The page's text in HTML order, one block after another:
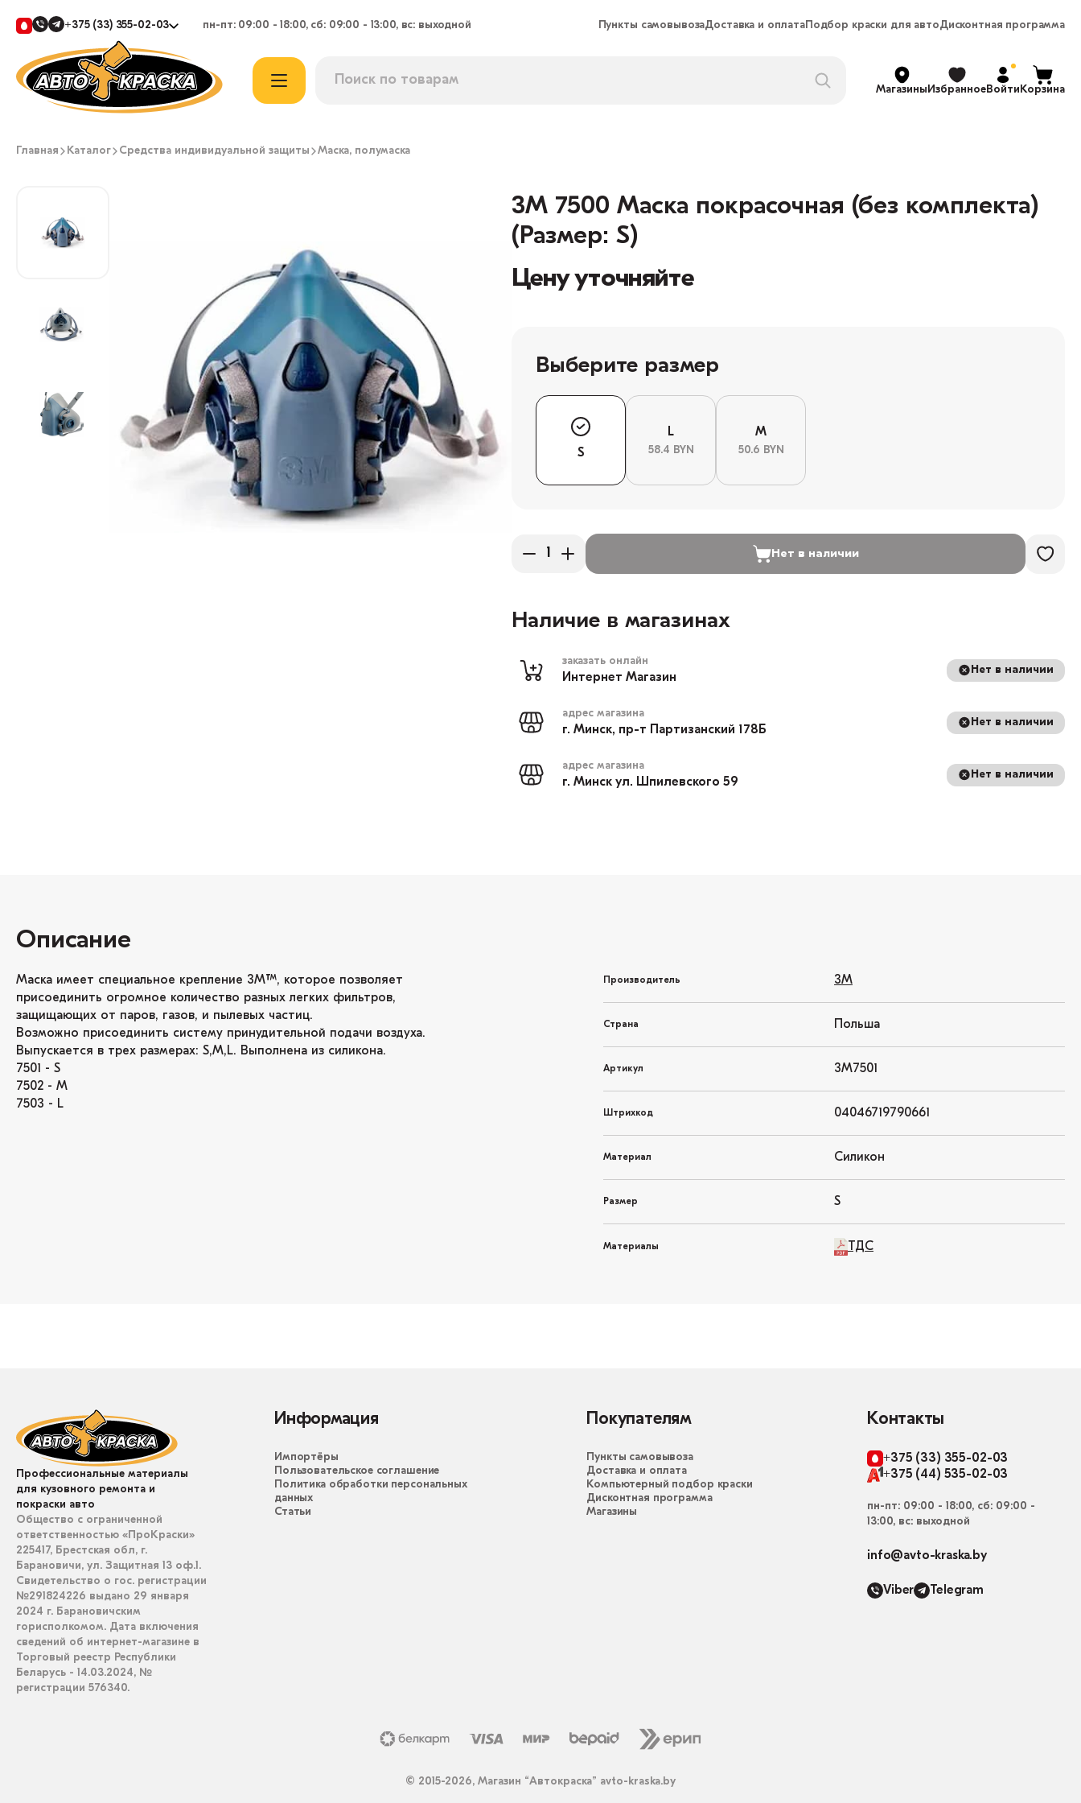
+375 (33) 355-02-03 пн-пт: 09:00 - 18:00, сб: 09:00 - 13:00, вс: выходной Пункты самовывозаДоставка и оплатаПодбор краски для автоДисконтная программа
МагазиныИзбранноеВойтиКорзина
Главная Каталог Средства индивидуальной защиты Маска, полумаска
3М 7500 Маска покрасочная (без комплекта)
(Размер: S)
Цену уточняйте
Выберите размер
S
L
58.4 BYN
M
50.6 BYN
Нет в наличии
Наличие в магазинах
заказать онлайн
Интернет Магазин
Нет в наличии
адрес магазина
г. Минск, пр-т Партизанский 178Б
Нет в наличии
адрес магазина
г. Минск ул. Шпилевского 59
Нет в наличии
Описание
Маска имеет специальное крепление 3M™, которое позволяет
присоединить огромное количество разных легких фильтров,
защищающих от паров, газов, и пылевых частиц.
Возможно присоединить систему принудительной подачи воздуха.
Выпускается в трех размерах: S,M,L. Выполнена из силикона.
7501 - S
7502 - M
7503 - L
Производитель 3M
Страна Польша
Артикул 3М7501
Штрихкод 04046719790661
Материал Силикон
Размер S
Материалы ТДС
Профессиональные материалы
для кузовного ремонта и
покраски авто
Общество с ограниченной
ответственностью «ПроКраски»
225417, Брестская обл, г.
Барановичи, ул. Защитная 13 оф.1.
Свидетельство о гос. регистрации
№291824226 выдано 29 января
2024 г. Барановичским
горисполкомом. Дата включения
сведений об интернет-магазине в
Торговый реестр Республики
Беларусь - 14.03.2024, №
регистрации 576340.
Информация
Импортёры
Пользовательское соглашение
Политика обработки персональных
данных
Статьи
Покупателям
Пункты самовывоза
Доставка и оплата
Компьютерный подбор краски
Дисконтная программа
Магазины
Контакты
+375 (33) 355-02-03
+375 (44) 535-02-03
пн-пт: 09:00 - 18:00, сб: 09:00 -
13:00, вс: выходной
info@avto-kraska.by
Viber Telegram
© 2015-2026, Магазин “Автокраска” avto-kraska.by